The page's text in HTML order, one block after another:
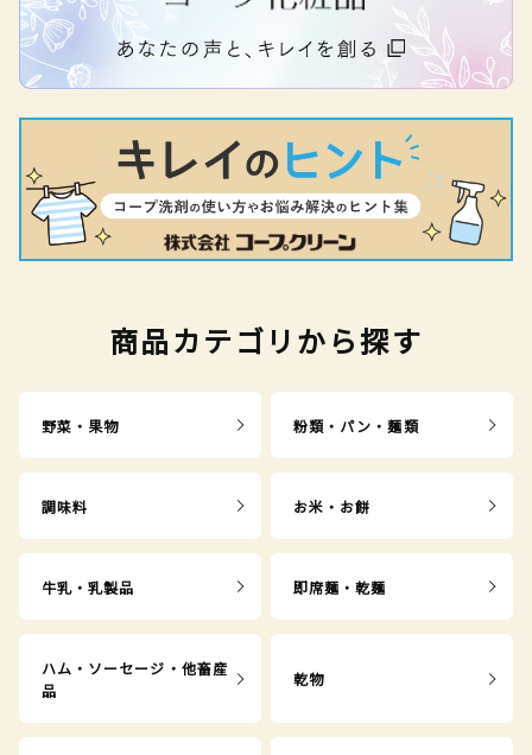
商品カテゴリから探す
野菜・果物 粉類・パン・麺類
調味料 お米・お餅
牛乳・乳製品 即席麺・乾麺
ハム・ソーセージ・他畜産
品
乾物